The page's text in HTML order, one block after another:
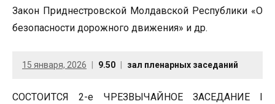
Закон Приднестровской Молдавской Республики «О
безопасности дорожного движения» и др.
15 января, 2026 9.50 зал пленарных заседаний
СОСТОИТСЯ 2-е ЧРЕЗВЫЧАЙНОЕ ЗАСЕДАНИЕ I